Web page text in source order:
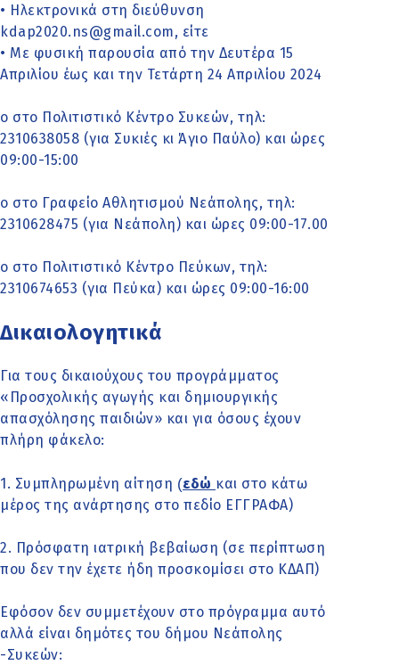
• Ηλεκτρονικά στη διεύθυνση
kdap2020.ns@gmail.com, είτε
• Με φυσική παρουσία από την Δευτέρα 15
Απριλίου έως και την Τετάρτη 24 Απριλίου 2024
o στο Πολιτιστικό Κέντρο Συκεών, τηλ:
2310638058 (για Συκιές κι Άγιο Παύλο) και ώρες
09:00-15:00
o στο Γραφείο Αθλητισμού Νεάπολης, τηλ:
2310628475 (για Νεάπολη) και ώρες 09:00-17.00
o στο Πολιτιστικό Κέντρο Πεύκων, τηλ:
2310674653 (για Πεύκα) και ώρες 09:00-16:00
Δικαιολογητικά
Για τους δικαιούχους του προγράμματος
«Προσχολικής αγωγής και δημιουργικής
απασχόλησης παιδιών» και για όσους έχουν
πλήρη φάκελο:
1. Συμπληρωμένη αίτηση (εδώ και στο κάτω
μέρος της ανάρτησης στο πεδίο ΕΓΓΡΑΦΑ)
2. Πρόσφατη ιατρική βεβαίωση (σε περίπτωση
που δεν την έχετε ήδη προσκομίσει στο ΚΔΑΠ)
Εφόσον δεν συμμετέχουν στο πρόγραμμα αυτό
αλλά είναι δημότες του δήμου Νεάπολης
-Συκεών: